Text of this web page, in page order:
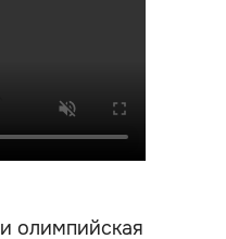
олимпийская